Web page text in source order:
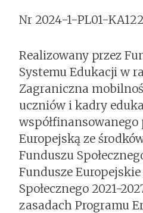
Nr 2024-1-PL01-
Realizowany przez
Systemu Edukacji w
Zagraniczna
uczniów i kadry
współfinansowanego
Europejską ze
Funduszu
Fundusze
Społecznego 2021-
zasadach Programu